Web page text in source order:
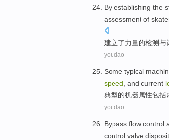
By establishing the
assessment of
建立了力量的检测与
youdao
Some typical
speed and current
典型的机器属性包括
youdao
Bypass flow control
control valve